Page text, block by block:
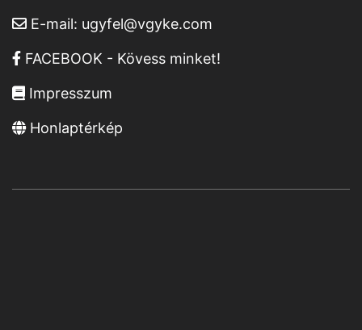
E-mail: ugyfel@vgyke.com
FACEBOOK - Kövess minket!
Impresszum
Honlaptérkép